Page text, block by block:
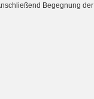
Begegnung der